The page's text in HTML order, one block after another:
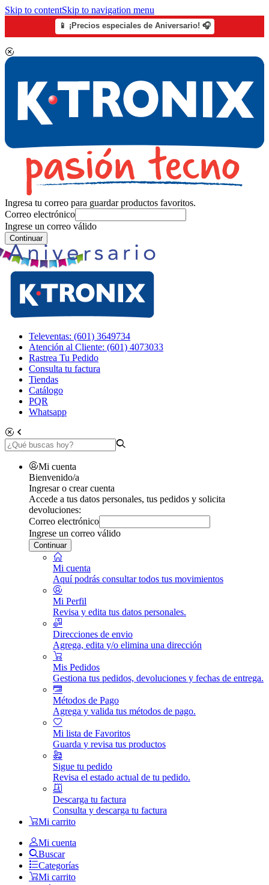
Skip to contentSkip to navigation menu
📱 ¡Precios especiales de Aniversario! 🎧
Ingresa tu correo para guardar productos favoritos.
Correo electrónico
Ingrese un correo válido
Continuar
Televentas: (601) 3649734
Atención al Cliente: (601) 4073033
Rastrea Tu Pedido
Consulta tu factura
Tiendas
Catálogo
PQR
Whatsapp
Mi cuenta
Bienvenido/a
Ingresar o crear cuenta
Accede a tus datos personales, tus pedidos y solicita
devoluciones:
Correo electrónico
Ingrese un correo válido
Continuar
Mi cuenta
Aquí podrás consultar todos tus movimientos
Mi Perfil
Revisa y edita tus datos personales.
Direcciones de envio
Agrega, edita y/o elimina una dirección
Mis Pedidos
Gestiona tus pedidos, devoluciones y fechas de entrega.
Métodos de Pago
Agrega y valida tus métodos de pago.
Mi lista de Favoritos
Guarda y revisa tus productos
Sigue tu pedido
Revisa el estado actual de tu pedido.
Descarga tu factura
Consulta y descarga tu factura
Mi carrito
Mi cuenta
Buscar
Categorías
Mi carrito